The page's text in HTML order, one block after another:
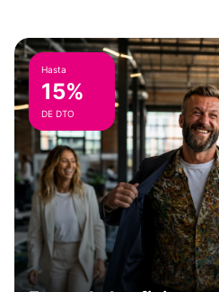
Hasta
15%
DE DTO